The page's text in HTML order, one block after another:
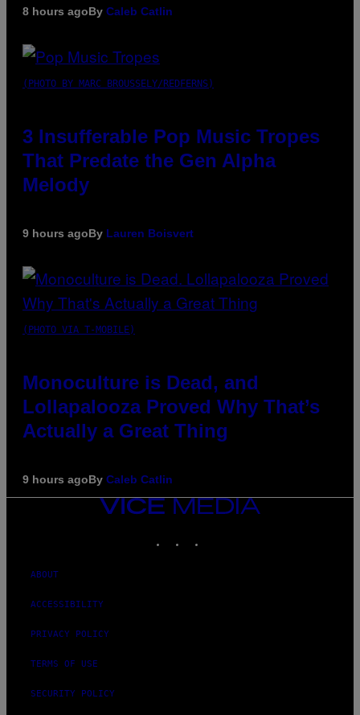
8 hours agoBy Caleb Catlin
(PHOTO BY MARC BROUSSELY/REDFERNS)
3 Insufferable Pop Music Tropes
That Predate the Gen Alpha
Melody
9 hours agoBy Lauren Boisvert
(PHOTO VIA T-MOBILE)
Monoculture is Dead, and
Lollapalooza Proved Why That’s
Actually a Great Thing
9 hours agoBy Caleb Catlin
VICE
MEDIA
ABOUT
ACCESSIBILITY
PRIVACY POLICY
TERMS OF USE
SECURITY POLICY